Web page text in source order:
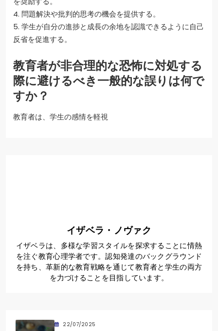
4. 問題解決や批判的思考の機会を提供する。
5. 学生が自分の進捗と成長の余地を認識できるように自己
反省を促進する。
教育者が非合理的な恐怖に対処する
際に避けるべき一般的な誤りは何で
すか？
教育者は、学生の感情を軽視
イザベラ・ノヴァク
イザベラは、多様な学習スタイルを探求することに情熱
を注ぐ教育心理学者です。認知発達のバックグラウンド
を持ち、革新的な教育戦略を通じて教育者と学生の両方
を力づけることを目指しています。
22/07/2025